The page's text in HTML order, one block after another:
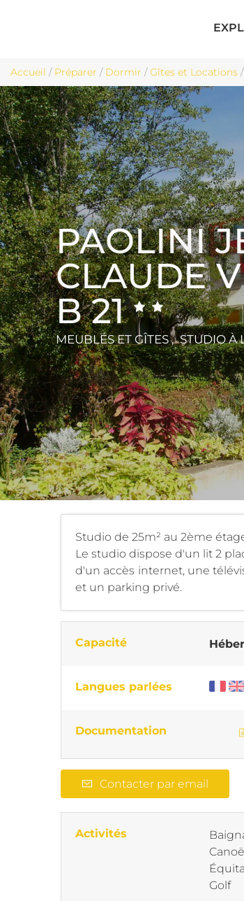
Accueil / Préparer / Dormir /Gîtes et Locations /
PAOLINI
CLAUDE
B 21
MEUBLÉS ET GÎTES , STUDIOÀ
Studio de 25m² au 2ème
Le studio dispose d'un lit 2
d'un accès internet, une
et un parking privé.
Capacité
Langues parlées
Documentation
Contacter par email
Activités
Canoë
Golf